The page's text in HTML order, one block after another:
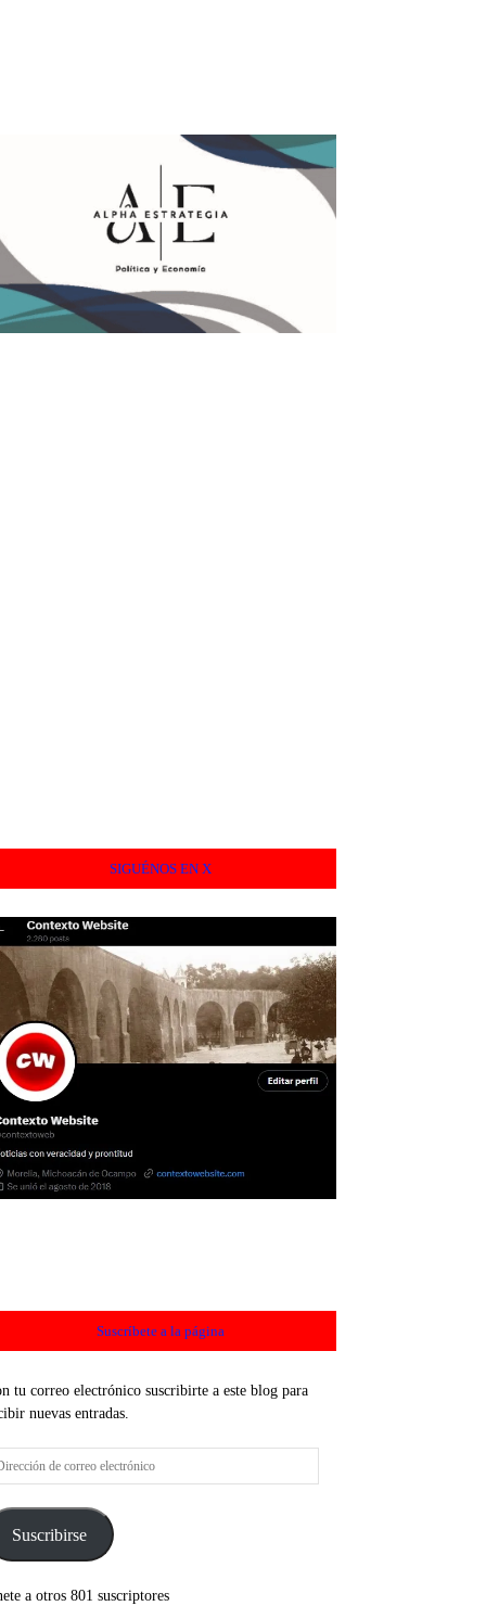
SIGUÉNOS EN X
Suscríbete a la página
tu correo electrónico suscribirte a este blog para
nuevas entradas.
Suscribirse
a otros 801 suscriptores